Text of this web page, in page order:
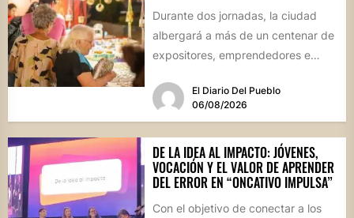
Durante dos jornadas, la ciudad
albergará a más de un centenar de
expositores, emprendedores e
El Diario Del Pueblo
06/08/2026
DE LA IDEA AL IMPACTO: JÓVENES,
VOCACIÓN Y EL VALOR DE APRENDER
DEL ERROR EN “ONCATIVO IMPULSA”
Con el objetivo de conectar a los